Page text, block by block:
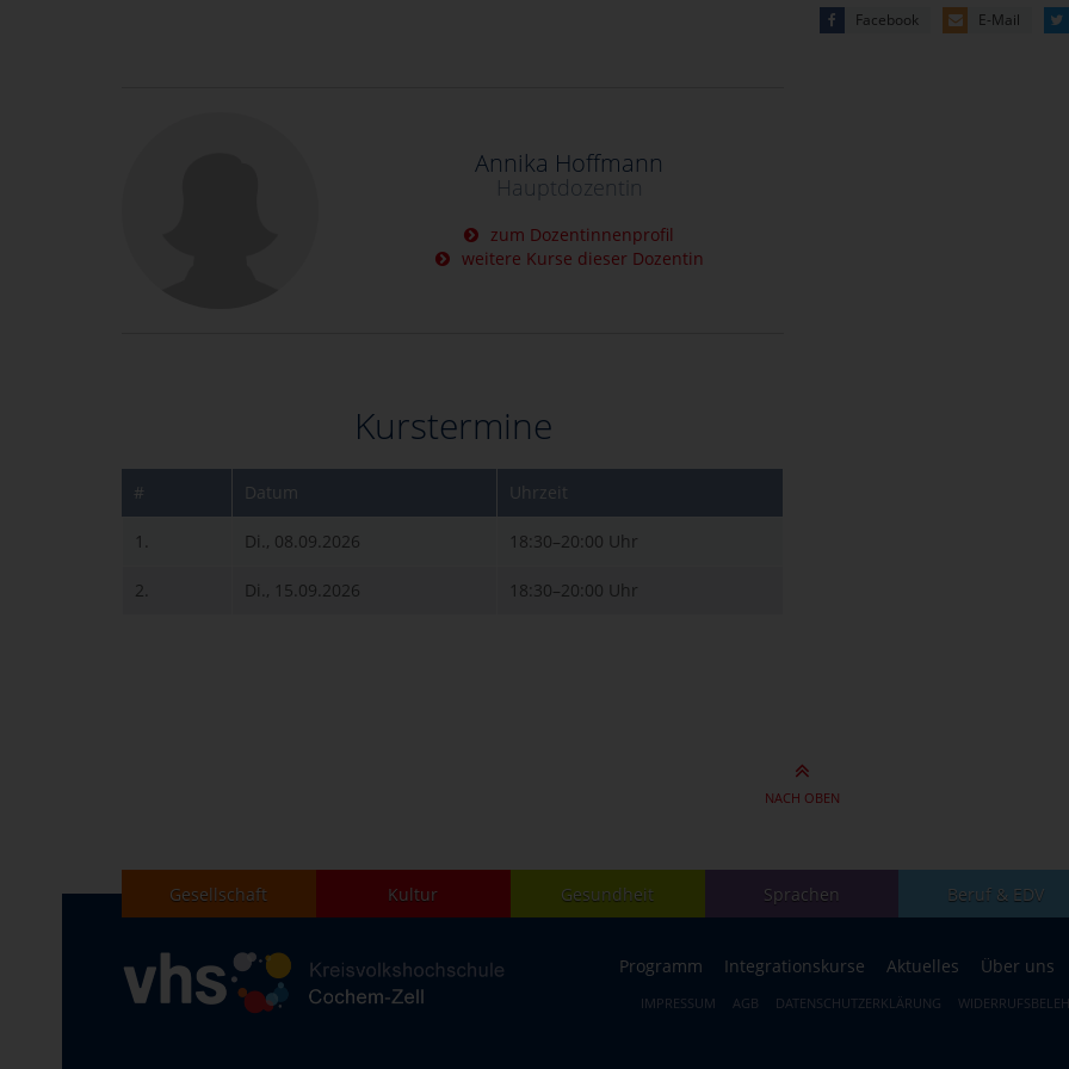
Facebook E-Mail
Annika Hoffmann
Hauptdozentin
zum Dozentinnenprofil
weitere Kurse dieser Dozentin
Kurstermine
# Datum Uhrzeit
1. Di., 08.09.2026 18:30–20:00 Uhr
2. Di., 15.09.2026 18:30–20:00 Uhr
NACH OBEN
Gesellschaft Kultur Gesundheit Sprachen Beruf & EDV
Programm Integrationskurse Aktuelles Über uns
IMPRESSUM AGB DATENSCHUTZERKLÄRUNG